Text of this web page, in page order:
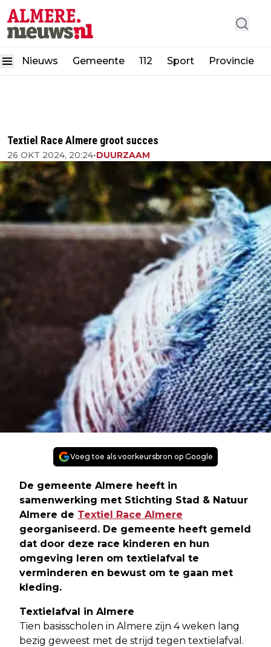
Nieuws Gemeente 112 Sport Provincie
Textiel Race Almere groot succes
26 OKT 2024, 20:24•DUURZAAM
Voeg toe als voorkeursbron op Google
De gemeente Almere heeft in
samenwerking met Stichting Stad & Natuur
Almere de Textiel Race Almere
georganiseerd. De gemeente heeft gemeld
dat door deze race kinderen en hun
omgeving leren om textielafval te
verminderen en bewust om te gaan met
kleding.
Textielafval in Almere
Tien basisscholen in Almere zijn 4 weken lang
bezig geweest met de strijd tegen textielafval.